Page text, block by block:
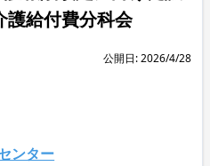
給付費分科会
公開日: 2026/4/28
ンター